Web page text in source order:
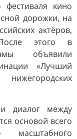
кино
дорожки, на
актёров,
этого в
объявили
«Лучший
диалог между
основой всего